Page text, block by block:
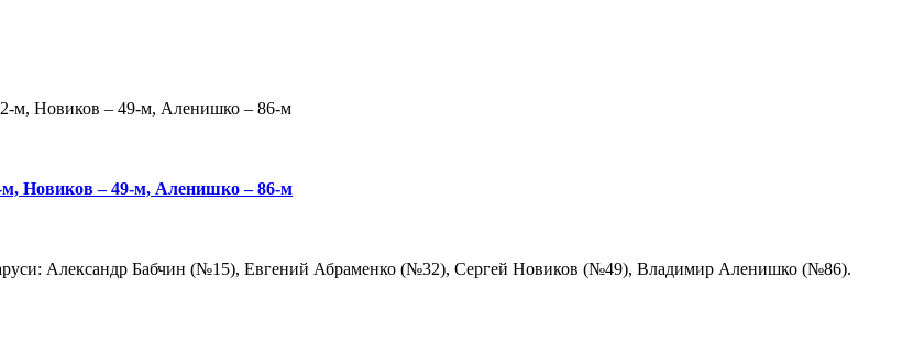
м, Новиков – 49-м, Аленишко – 86-м
м, Новиков – 49-м, Аленишко – 86-м
Александр Бабчин (№15), Евгений Абраменко (№32), Сергей Новиков (№49), Владимир Аленишко (№86).